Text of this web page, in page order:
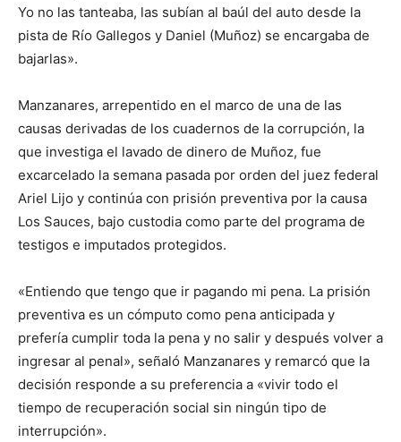
Yo no las tanteaba, las subían al baúl del auto desde la
pista de Río Gallegos y Daniel (Muñoz) se encargaba de
bajarlas».
Manzanares, arrepentido en el marco de una de las
causas derivadas de los cuadernos de la corrupción, la
que investiga el lavado de dinero de Muñoz, fue
excarcelado la semana pasada por orden del juez federal
Ariel Lijo y continúa con prisión preventiva por la causa
Los Sauces, bajo custodia como parte del programa de
testigos e imputados protegidos.
«Entiendo que tengo que ir pagando mi pena. La prisión
preventiva es un cómputo como pena anticipada y
prefería cumplir toda la pena y no salir y después volver a
ingresar al penal», señaló Manzanares y remarcó que la
decisión responde a su preferencia a «vivir todo el
tiempo de recuperación social sin ningún tipo de
interrupción».